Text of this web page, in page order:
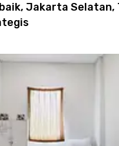
Jakarta Selatan,